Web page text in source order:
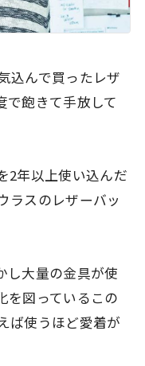
込んで買ったレザ
で飽きて手放して
2年以上使い込んだ
ラスのレザーバッ
し大量の金具が使
を図っているこの
ば使うほど愛着が